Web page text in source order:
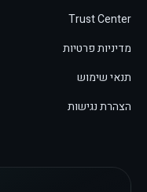
Trust Center
מדיניות פרטיות
תנאי שימוש
הצהרת נגישות